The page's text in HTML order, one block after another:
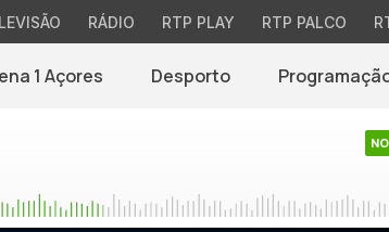
RÁDIO RTP PLAY RTP PALCO
1 Açores Desporto